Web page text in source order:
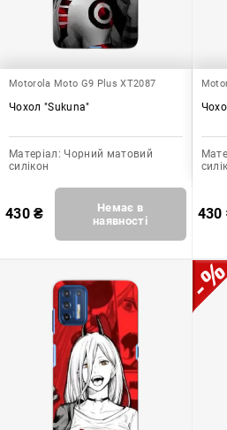
Motorola Moto G9 Plus XT2087
Чохол "Sukuna"
Матеріал: Чорний матовий
силікон
430₴
Немає в
наявності
430